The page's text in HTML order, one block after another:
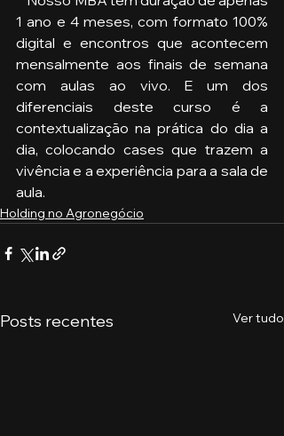
1 ano e 4 meses, com formato 100%
digital e encontros que acontecem
mensalmente aos finais de semana
com aulas ao vivo. E um dos
diferenciais deste curso é a
contextualização na prática do dia a
dia, colocando cases que trazem a
vivência e a experiência para a sala de
aula.
Holding no Agronegócio
Posts recentes Ver tudo